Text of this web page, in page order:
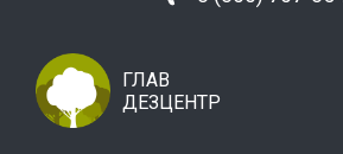
ГЛАВ
ДЕЗЦЕНТР